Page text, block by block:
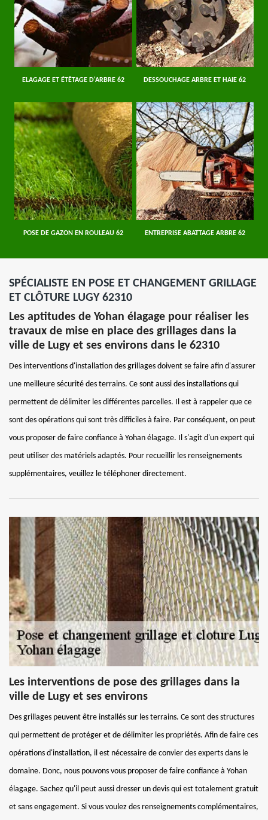
ELAGAGE ET ÉTÊTAGE D'ARBRE 62 DESSOUCHAGE ARBRE ET HAIE 62
POSE DE GAZON EN ROULEAU 62 ENTREPRISE ABATTAGE ARBRE 62
SPÉCIALISTE EN POSE ET CHANGEMENT GRILLAGE
ET CLÔTURE LUGY 62310
Les aptitudes de Yohan élagage pour réaliser les
travaux de mise en place des grillages dans la
ville de Lugy et ses environs dans le 62310
Des interventions d'installation des grillages doivent se faire afin d'assurer
une meilleure sécurité des terrains. Ce sont aussi des installations qui
permettent de délimiter les différentes parcelles. Il est à rappeler que ce
sont des opérations qui sont très difficiles à faire. Par conséquent, on peut
vous proposer de faire confiance à Yohan élagage. Il s'agit d'un expert qui
peut utiliser des matériels adaptés. Pour recueillir les renseignements
supplémentaires, veuillez le téléphoner directement.
Les interventions de pose des grillages dans la
ville de Lugy et ses environs
Des grillages peuvent être installés sur les terrains. Ce sont des structures
qui permettent de protéger et de délimiter les propriétés. Afin de faire ces
opérations d'installation, il est nécessaire de convier des experts dans le
domaine. Donc, nous pouvons vous proposer de faire confiance à Yohan
élagage. Sachez qu'il peut aussi dresser un devis qui est totalement gratuit
et sans engagement. Si vous voulez des renseignements complémentaires,